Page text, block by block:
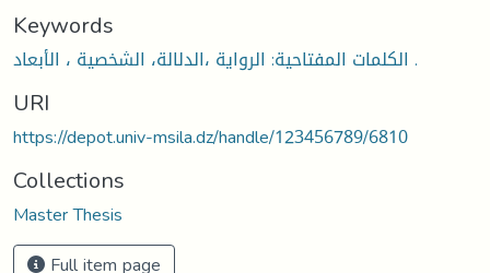
Keywords
الكلمات المفتاحية: الرواية ،الدلالة، الشخصية ، الأبعاد .
URI
https://depot.univ-msila.dz/handle/123456789/6810
Collections
Master Thesis
Full item page